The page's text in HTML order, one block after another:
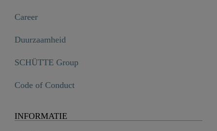
Career
Duurzaamheid
SCHÜTTE Group
Code of Conduct
INFORMATIE